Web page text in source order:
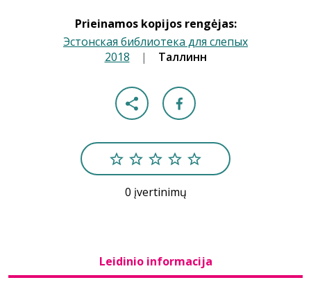
Prieinamos kopijos rengėjas:
Эстонская библиотека для слепых
2018 | Таллинн
0 įvertinimų
Leidinio informacija